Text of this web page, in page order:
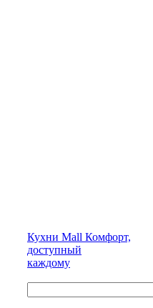
Кухни Mall Комфорт,
доступный
каждому